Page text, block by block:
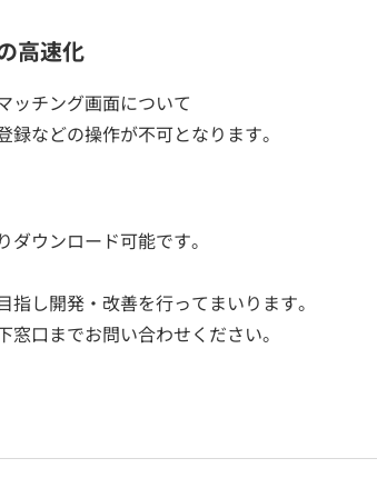
高速化
ッチング画面について
などの操作が不可となります。
ダウンロード可能です。
し開発・改善を行ってまいります。
口までお問い合わせください。